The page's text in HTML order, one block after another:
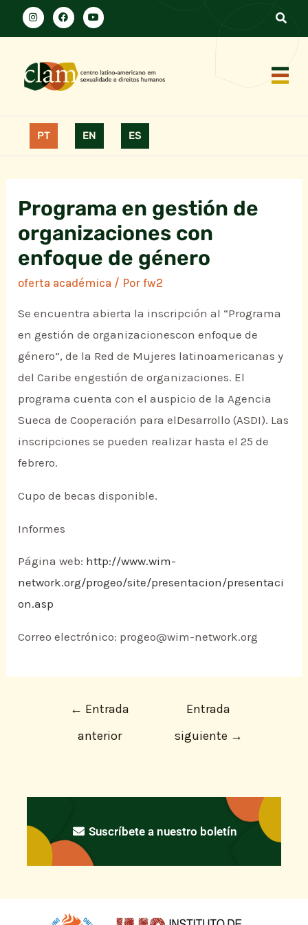
PT EN ES
Programa en gestión de
organizaciones con
enfoque de género
oferta académica / Porfw2
Se encuentra abierta la inscripción al “Programa
en gestión de organizacionescon enfoque de
género”, de la Red de Mujeres latinoamericanas y
del Caribe engestión de organizaciones. El
programa cuenta con el auspicio de la Agencia
Sueca de Cooperación para elDesarrollo (ASDI). Las
inscripciones se pueden realizar hasta el 25 de
febrero.
Cupo de becas disponible.
Informes
Página web: http://www.wim-
network.org/progeo/site/presentacion/presentaci
on.asp
Correo electrónico: progeo@wim-network.org
← Entrada
anterior
Entrada
siguiente →
Suscríbete a nuestro boletín